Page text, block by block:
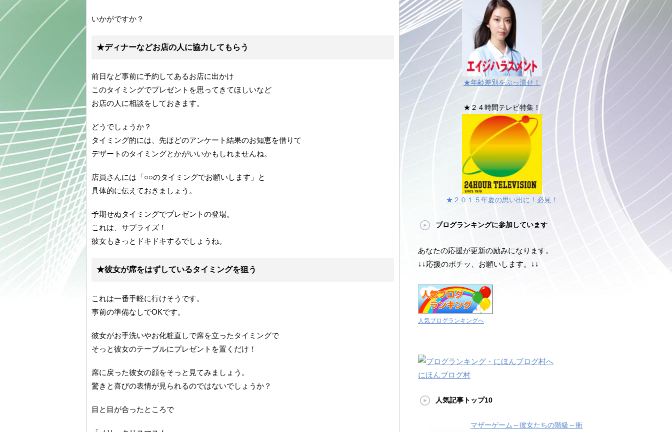
いかがですか？
★ディナーなどお店の人に協力してもらう
前日など事前に予約してあるお店に出かけ
このタイミングでプレゼントを思ってきてほしいなど
お店の人に相談をしておきます。
どうでしょうか？
タイミング的には、先ほどのアンケート結果のお知恵を借りて
デザートのタイミングとかがいいかもしれませんね。
店員さんには「○○のタイミングでお願いします」と
具体的に伝えておきましょう。
予期せぬタイミングでプレゼントの登場。
これは、サプライズ！
彼女もきっとドキドキするでしょうね。
★彼女が席をはずしているタイミングを狙う
これは一番手軽に行けそうです。
事前の準備なしでOKです。
彼女がお手洗いやお化粧直しで席を立ったタイミングで
そっと彼女のテーブルにプレゼントを置くだけ！
席に戻った彼女の顔をそっと見てみましょう。
驚きと喜びの表情が見られるのではないでしょうか？
目と目が合ったところで
★年齢差別をぶっ潰せ！
★２４時間テレビ特集！
★２０１５年夏の思い出に！必見！
ブログランキングに参加しています
あなたの応援が更新の励みになります。
↓↓応援のポチッ、お願いします。↓↓
人気ブログランキングへ
にほんブログ村
人気記事トップ10
マザーゲーム～彼女たちの階級～衝